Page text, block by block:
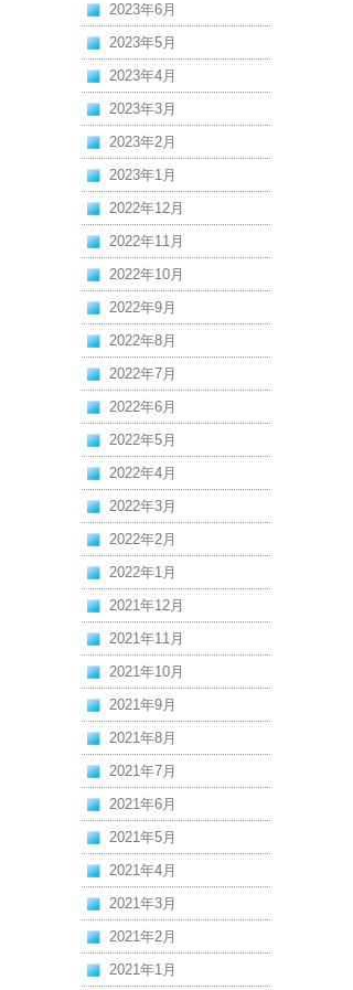
2023年6月
2023年5月
2023年4月
2023年3月
2023年2月
2023年1月
2022年12月
2022年11月
2022年10月
2022年9月
2022年8月
2022年7月
2022年6月
2022年5月
2022年4月
2022年3月
2022年2月
2022年1月
2021年12月
2021年11月
2021年10月
2021年9月
2021年8月
2021年7月
2021年6月
2021年5月
2021年4月
2021年3月
2021年2月
2021年1月